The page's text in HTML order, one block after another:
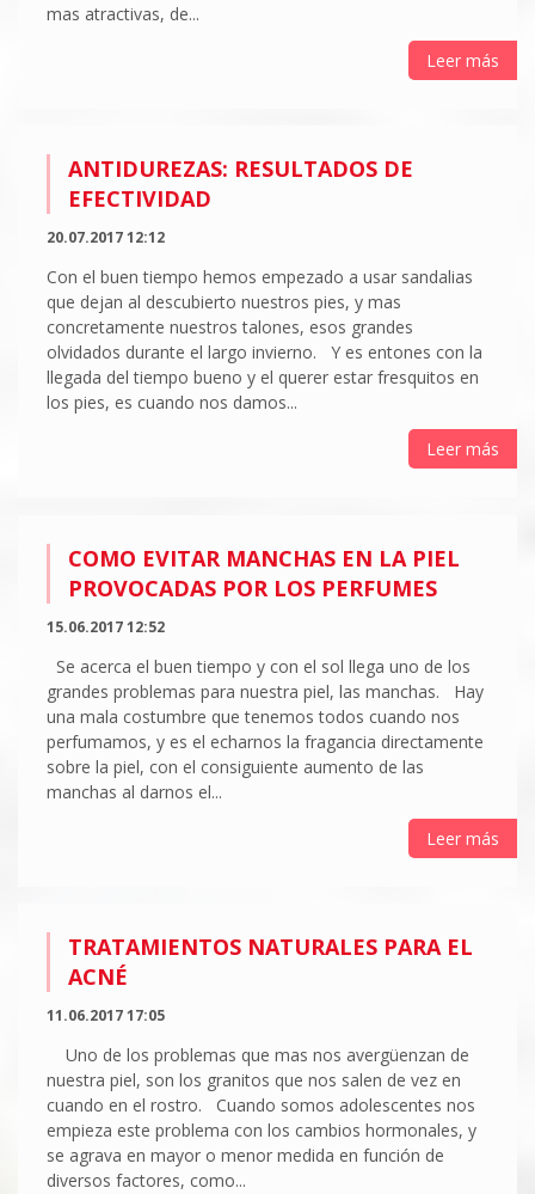
mas atractivas, de...
Leer más
ANTIDUREZAS: RESULTADOS DE
EFECTIVIDAD
20.07.2017 12:12
Con el buen tiempo hemos empezado a usar sandalias
que dejan al descubierto nuestros pies, y mas
concretamente nuestros talones, esos grandes
olvidados durante el largo invierno. Y es entones con la
llegada del tiempo bueno y el querer estar fresquitos en
los pies, es cuando nos damos...
Leer más
COMO EVITAR MANCHAS EN LA PIEL
PROVOCADAS POR LOS PERFUMES
15.06.2017 12:52
Se acerca el buen tiempo y con el sol llega uno de los
grandes problemas para nuestra piel, las manchas. Hay
una mala costumbre que tenemos todos cuando nos
perfumamos, y es el echarnos la fragancia directamente
sobre la piel, con el consiguiente aumento de las
manchas al darnos el...
Leer más
TRATAMIENTOS NATURALES PARA EL
ACNÉ
11.06.2017 17:05
Uno de los problemas que mas nos avergüenzan de
nuestra piel, son los granitos que nos salen de vez en
cuando en el rostro. Cuando somos adolescentes nos
empieza este problema con los cambios hormonales, y
se agrava en mayor o menor medida en función de
diversos factores, como...